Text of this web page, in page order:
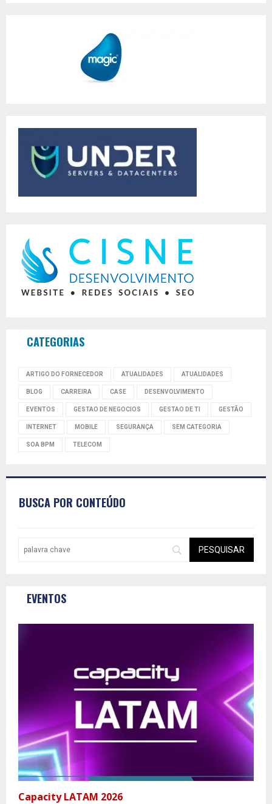
CATEGORIAS
ARTIGO DO FORNECEDOR ATUALIDADES ATUALIDADES
BLOG CARREIRA CASE DESENVOLVIMENTO
EVENTOS GESTAO DE NEGOCIOS GESTAO DE TI GESTÃO
INTERNET MOBILE SEGURANÇA SEM CATEGORIA
SOA BPM TELECOM
BUSCA POR CONTEÚDO
EVENTOS
Capacity LATAM 2026